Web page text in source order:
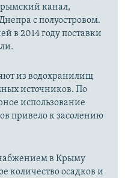
канал,
с полуостровом.
в 2014 году поставки
из водохранилищ
источников. По
использование
привело к засолению
в Крыму
количество осадков и